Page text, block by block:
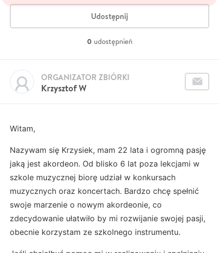
Udostępnij
0 udostępnień
Krzysztof W
ORGANIZATOR ZBIÓRKI
Witam,
Nazywam się Krzysiek, mam 22 lata i ogromną pasję
jaką jest akordeon. Od blisko 6 lat poza lekcjami w
szkole muzycznej biorę udział w konkursach
muzycznych oraz koncertach. Bardzo chcę spełnić
swoje marzenie o nowym akordeonie, co
zdecydowanie ułatwiło by mi rozwijanie swojej pasji,
obecnie korzystam ze szkolnego instrumentu.